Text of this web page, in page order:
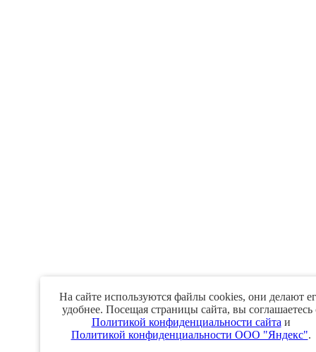
На сайте используются файлы cookies, они делают
удобнее. Посещая страницы сайта, вы соглашаетесь
Политикой конфиденциальности сайта и
Политикой конфиденциальности ООО "Яндекс".